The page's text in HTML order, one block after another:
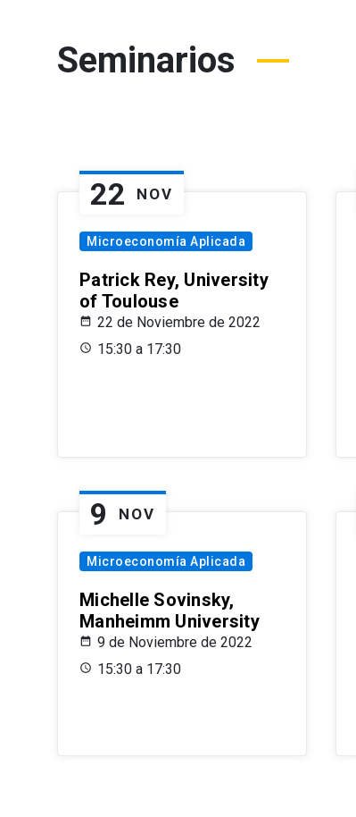
Seminarios
22 NOV
Microeconomía Aplicada
Patrick Rey, University
of Toulouse
22 de Noviembre de 2022
15:30 a 17:30
9 NOV
Microeconomía Aplicada
Michelle Sovinsky,
Manheimm University
9 de Noviembre de 2022
15:30 a 17:30